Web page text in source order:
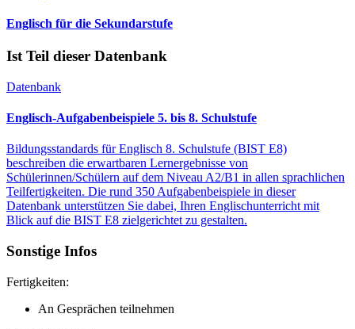
Englisch für die Sekundarstufe
Ist Teil dieser Datenbank
Datenbank
Englisch-Aufgabenbeispiele 5. bis 8. Schulstufe
Bildungsstandards für Englisch 8. Schulstufe (BIST E8)
beschreiben die erwartbaren Lernergebnisse von
Schülerinnen/Schülern auf dem Niveau A2/B1 in allen sprachlichen
Teilfertigkeiten. Die rund 350 Aufgabenbeispiele in dieser
Datenbank unterstützen Sie dabei, Ihren Englischunterricht mit
Blick auf die BIST E8 zielgerichtet zu gestalten.
Sonstige Infos
Fertigkeiten:
An Gesprächen teilnehmen